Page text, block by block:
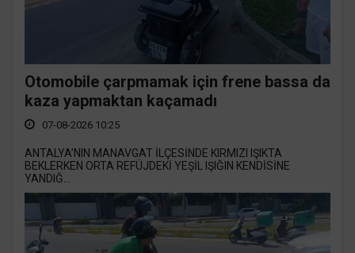
Otomobile çarpmamak için frene bassa da
kaza yapmaktan kaçamadı
07-08-2026 10:25
ANTALYA’NIN MANAVGAT İLÇESİNDE KIRMIZI IŞIKTA
BEKLERKEN ORTA REFÜJDEKİ YEŞİL IŞIĞIN KENDİSİNE
YANDIĞ...